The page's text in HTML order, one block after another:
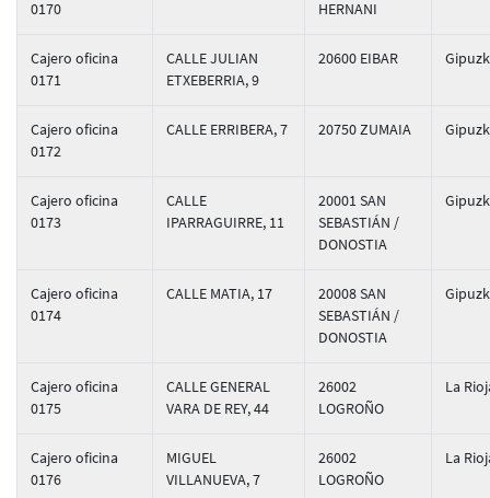
0170 HERNANI
Cajero oficina
0171
CALLE JULIAN
ETXEBERRIA, 9
20600 EIBAR
Cajero oficina
0172
CALLE ERRIBERA, 7 20750 ZUMAIA
Cajero oficina
0173
CALLE
IPARRAGUIRRE, 11
20001 SAN
SEBASTIÁN /
DONOSTIA
Cajero oficina
0174
CALLE MATIA, 17
20008 SAN
SEBASTIÁN /
DONOSTIA
Cajero oficina
0175
CALLE GENERAL
VARA DE REY, 44
26002
LOGROÑO
La
Cajero oficina
0176
MIGUEL
VILLANUEVA, 7
26002
LOGROÑO
La